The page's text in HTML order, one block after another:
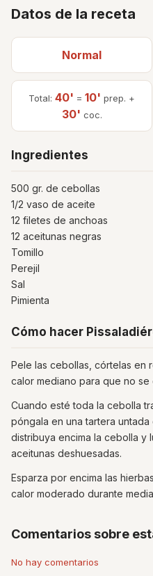
Datos de la receta
Normal
Total: 40' = 10' prep. +
30' coc.
Ingredientes
500 gr. de cebollas
1/2 vaso de aceite
12 filetes de anchoas
12 aceitunas negras
Tomillo
Perejil
Sal
Pimienta
Cómo hacer
Pele las cebollas, córtelas en
calor mediano para que no se
Cuando esté toda la cebolla
póngala en una tartera
distribuya encima la cebolla y
aceitunas deshuesadas.
Esparza por encima las
calor moderado durante
Comentarios sobre
No hay comentarios